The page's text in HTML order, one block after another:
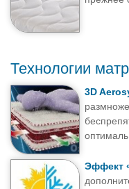
Технологии
3D
Эффект